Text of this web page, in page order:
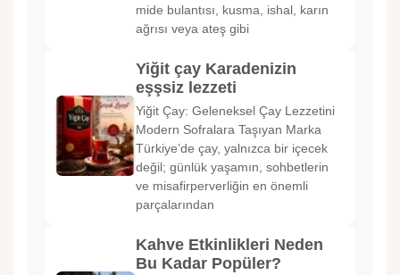
mide bulantısı, kusma, ishal, karın
ağrısı veya ateş gibi
Yiğit çay Karadenizin
eşşsiz lezzeti
Yiğit Çay: Geleneksel Çay Lezzetini
Modern Sofralara Taşıyan Marka
Türkiye’de çay, yalnızca bir içecek
değil; günlük yaşamın, sohbetlerin
ve misafirperverliğin en önemli
parçalarından
Kahve Etkinlikleri Neden
Bu Kadar Popüler?